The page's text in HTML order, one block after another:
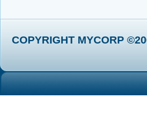
COPYRIGHT MYCORP